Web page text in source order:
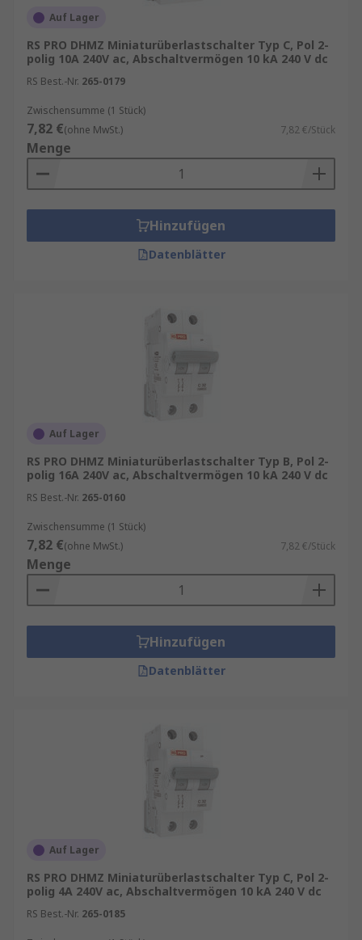
Auf Lager
RS PRO DHMZ Miniaturüberlastschalter Typ C, Pol 2-
polig 10A 240V ac, Abschaltvermögen 10 kA 240 V dc
RS Best.-Nr. 265-0179
Zwischensumme (1 Stück)
7,82 €(ohne MwSt.) 7,82 €/Stück
Menge
Hinzufügen
Datenblätter
Auf Lager
RS PRO DHMZ Miniaturüberlastschalter Typ B, Pol 2-
polig 16A 240V ac, Abschaltvermögen 10 kA 240 V dc
RS Best.-Nr. 265-0160
Zwischensumme (1 Stück)
7,82 €(ohne MwSt.) 7,82 €/Stück
Menge
Hinzufügen
Datenblätter
Auf Lager
RS PRO DHMZ Miniaturüberlastschalter Typ C, Pol 2-
polig 4A 240V ac, Abschaltvermögen 10 kA 240 V dc
RS Best.-Nr. 265-0185